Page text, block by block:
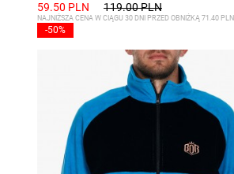
59.50 PLN 119.00 PLN
-50%
NAJNIŻSZA CENA W CIĄGU 30 DNI PRZED OBNIŻKĄ 71.40 PLN